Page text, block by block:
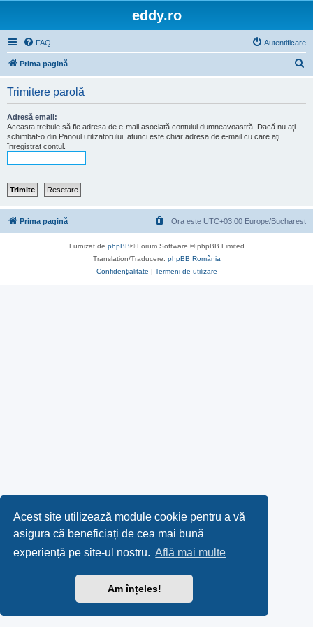
Acest site utilizează module cookie pentru a vă
asigura că beneficiați de cea mai bună
experiență pe site-ul nostru. Află mai multe
Am înțeles!
eddy.ro
FAQ Autentificare
Prima pagină
Trimitere parolă
Adresă email:
Aceasta trebuie să fie adresa de e-mail asociată contului dumneavoastră. Dacă nu aţi
schimbat-o din Panoul utilizatorului, atunci este chiar adresa de e-mail cu care aţi
înregistrat contul.
Prima pagină Ora este UTC+03:00 Europe/Bucharest
Furnizat de phpBB® Forum Software © phpBB Limited
Translation/Traducere: phpBB România
Confidenţialitate | Termeni de utilizare